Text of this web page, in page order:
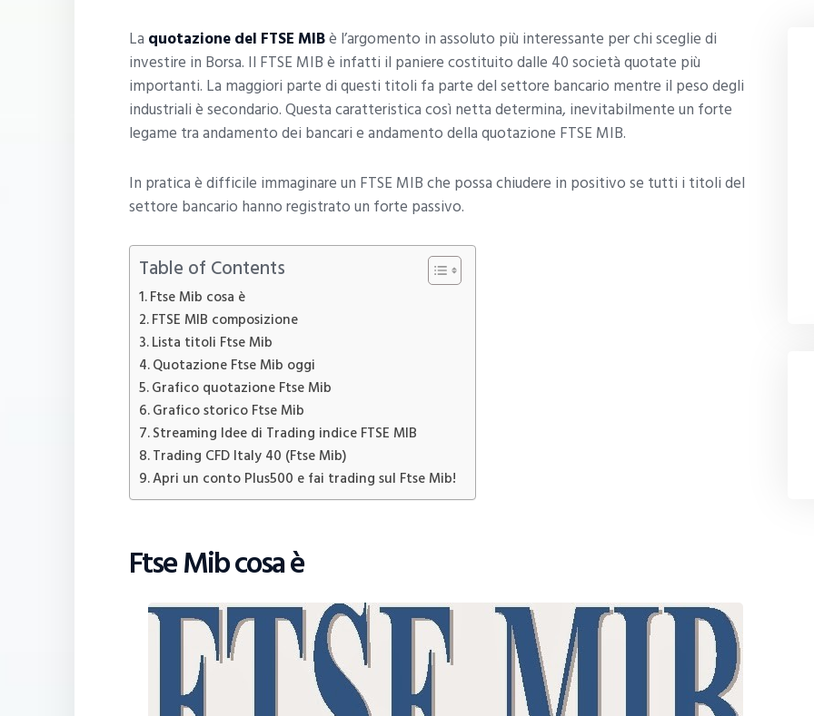
La quotazione del FTSE MIBè l’argomento in assoluto più interessante per chi sceglie di
investire in Borsa. Il FTSE MIB è infatti il paniere costituito dalle 40 società quotate più
importanti. La maggiori parte di questi titoli fa parte del settore bancario mentre il peso degli
industriali è secondario. Questa caratteristica così netta determina, inevitabilmente un forte
legame tra andamento dei bancari e andamento della quotazione FTSE MIB.
In pratica è difficile immaginare un FTSE MIB che possa chiudere in positivo se tutti i titoli del
settore bancario hanno registrato un forte passivo.
Table of Contents
Ftse Mib cosa è
FTSE MIB composizione
Lista titoli Ftse Mib
Quotazione Ftse Mib oggi
Grafico quotazione Ftse Mib
Grafico storico Ftse Mib
Streaming Idee di Trading indice FTSE MIB
Trading CFD Italy 40 (Ftse Mib)
Apri un conto Plus500 e fai trading sul Ftse Mib!
Ftse Mib cosa è